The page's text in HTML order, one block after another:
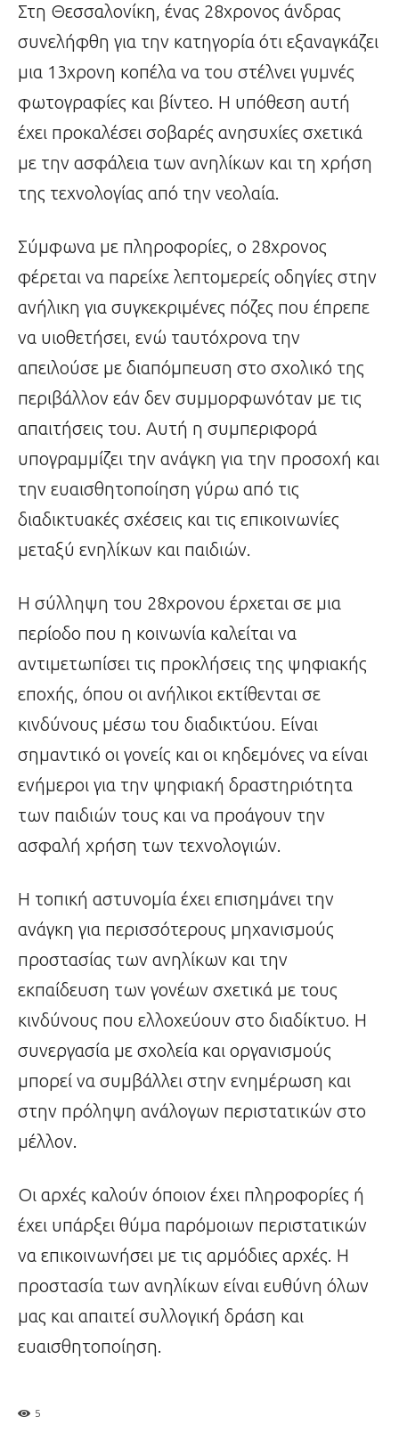
Στη Θεσσαλονίκη, ένας 28χρονος άνδρας
συνελήφθη για την κατηγορία ότι εξαναγκάζει
μια 13χρονη κοπέλα να του στέλνει γυμνές
φωτογραφίες και βίντεο. Η υπόθεση αυτή
έχει προκαλέσει σοβαρές ανησυχίες σχετικά
με την ασφάλεια των ανηλίκων και τη χρήση
της τεχνολογίας από την νεολαία.
Σύμφωνα με πληροφορίες, ο 28χρονος
φέρεται να παρείχε λεπτομερείς οδηγίες στην
ανήλικη για συγκεκριμένες πόζες που έπρεπε
να υιοθετήσει, ενώ ταυτόχρονα την
απειλούσε με διαπόμπευση στο σχολικό της
περιβάλλον εάν δεν συμμορφωνόταν με τις
απαιτήσεις του. Αυτή η συμπεριφορά
υπογραμμίζει την ανάγκη για την προσοχή και
την ευαισθητοποίηση γύρω από τις
διαδικτυακές σχέσεις και τις επικοινωνίες
μεταξύ ενηλίκων και παιδιών.
Η σύλληψη του 28χρονου έρχεται σε μια
περίοδο που η κοινωνία καλείται να
αντιμετωπίσει τις προκλήσεις της ψηφιακής
εποχής, όπου οι ανήλικοι εκτίθενται σε
κινδύνους μέσω του διαδικτύου. Είναι
σημαντικό οι γονείς και οι κηδεμόνες να είναι
ενήμεροι για την ψηφιακή δραστηριότητα
των παιδιών τους και να προάγουν την
ασφαλή χρήση των τεχνολογιών.
Η τοπική αστυνομία έχει επισημάνει την
ανάγκη για περισσότερους μηχανισμούς
προστασίας των ανηλίκων και την
εκπαίδευση των γονέων σχετικά με τους
κινδύνους που ελλοχεύουν στο διαδίκτυο. Η
συνεργασία με σχολεία και οργανισμούς
μπορεί να συμβάλλει στην ενημέρωση και
στην πρόληψη ανάλογων περιστατικών στο
μέλλον.
Οι αρχές καλούν όποιον έχει πληροφορίες ή
έχει υπάρξει θύμα παρόμοιων περιστατικών
να επικοινωνήσει με τις αρμόδιες αρχές. Η
προστασία των ανηλίκων είναι ευθύνη όλων
μας και απαιτεί συλλογική δράση και
ευαισθητοποίηση.
5